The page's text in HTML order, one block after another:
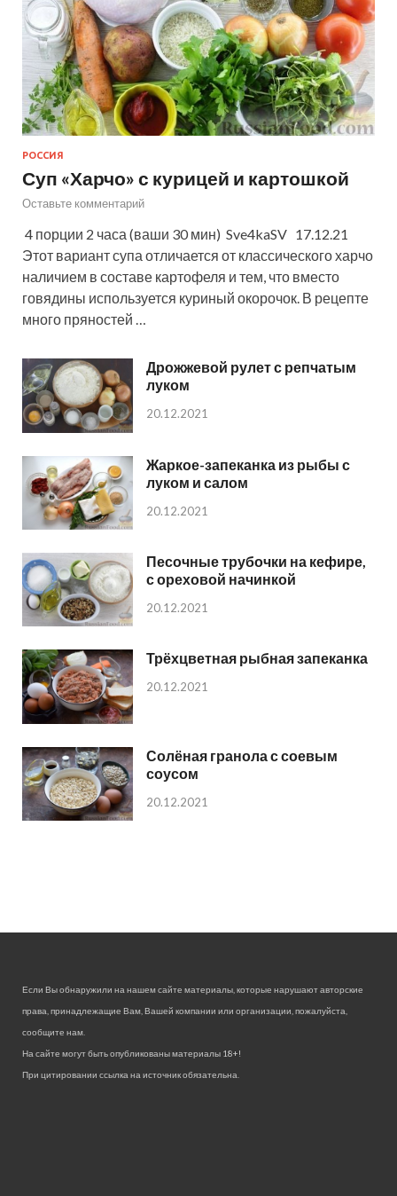
РОССИЯ
Суп «Харчо» с курицей и картошкой
Оставьте комментарий
4 порции 2 часа (ваши 30 мин) Sve4kaSV 17.12.21
Этот вариант супа отличается от классического харчо
наличием в составе картофеля и тем, что вместо
говядины используется куриный окорочок. В рецепте
много пряностей …
Дрожжевой рулет с репчатым
луком
20.12.2021
Жаркое-запеканка из рыбы с
луком и салом
20.12.2021
Песочные трубочки на кефире,
с ореховой начинкой
20.12.2021
Трёхцветная рыбная запеканка
20.12.2021
Солёная гранола с соевым
соусом
20.12.2021
Если Вы обнаружили на нашем сайте материалы, которые нарушают авторские
права, принадлежащие Вам, Вашей компании или организации, пожалуйста,
сообщите нам.
На сайте могут быть опубликованы материалы 18+!
При цитировании ссылка на источник обязательна.